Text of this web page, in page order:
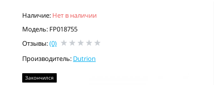
Наличие: Нет в наличии
Модель: FP018755
Отзывы:(0)
Производитель: Dutrion
Закончился